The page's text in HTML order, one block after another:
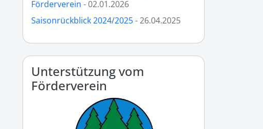
Förderverein - 02.01.2026
Saisonrückblick 2024/2025- 26.04.2025
Unterstützung vom
Förderverein